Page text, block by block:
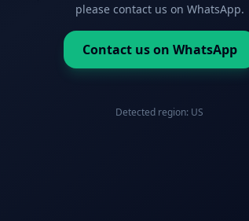
please contact us on WhatsApp.
Contact us on WhatsApp
Detected region: US